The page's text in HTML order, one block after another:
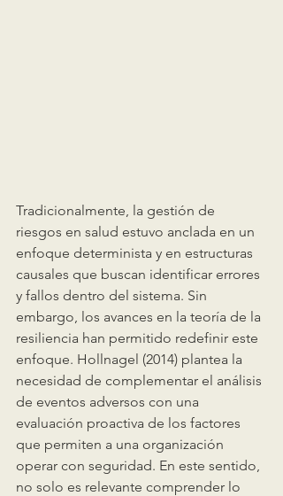
Tradicionalmente, la gestión de
riesgos en salud estuvo anclada en un
enfoque determinista y en estructuras
causales que buscan identificar errores
y fallos dentro del sistema. Sin
embargo, los avances en la teoría de la
resiliencia han permitido redefinir este
enfoque. Hollnagel (2014) plantea la
necesidad de complementar el análisis
de eventos adversos con una
evaluación proactiva de los factores
que permiten a una organización
operar con seguridad. En este sentido,
no solo es relevante comprender lo